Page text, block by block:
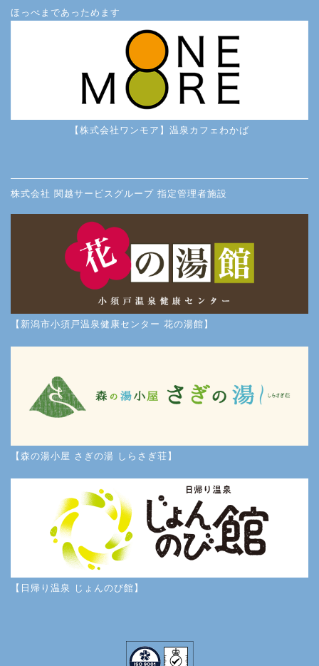
ほっぺまであっためます
【株式会社ワンモア】温泉カフェわかば
株式会社 関越サービスグループ 指定管理者施設
【新潟市小須戸温泉健康センター 花の湯館】
【森の湯小屋 さぎの湯 しらさぎ荘】
【日帰り温泉 じょんのび館】